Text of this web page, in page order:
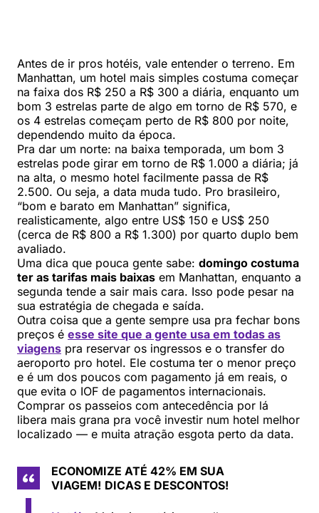
Antes de ir pros hotéis, vale entender o terreno. Em
Manhattan, um hotel mais simples costuma começar
na faixa dos R$ 250 a R$ 300 a diária, enquanto um
bom 3 estrelas parte de algo em torno de R$ 570, e
os 4 estrelas começam perto de R$ 800 por noite,
dependendo muito da época.
Pra dar um norte: na baixa temporada, um bom 3
estrelas pode girar em torno de R$ 1.000 a diária; já
na alta, o mesmo hotel facilmente passa de R$
2.500. Ou seja, a data muda tudo. Pro brasileiro,
“bom e barato em Manhattan” significa,
realisticamente, algo entre US$ 150 e US$ 250
(cerca de R$ 800 a R$ 1.300) por quarto duplo bem
avaliado.
Uma dica que pouca gente sabe: domingo costuma
ter as tarifas mais baixas em Manhattan, enquanto a
segunda tende a sair mais cara. Isso pode pesar na
sua estratégia de chegada e saída.
Outra coisa que a gente sempre usa pra fechar bons
preços é esse site que a gente usa em todas as
viagens pra reservar os ingressos e o transfer do
aeroporto pro hotel. Ele costuma ter o menor preço
e é um dos poucos com pagamento já em reais, o
que evita o IOF de pagamentos internacionais.
Comprar os passeios com antecedência por lá
libera mais grana pra você investir num hotel melhor
localizado — e muita atração esgota perto da data.
ECONOMIZE ATÉ 42% EM SUA
VIAGEM! DICAS E DESCONTOS!